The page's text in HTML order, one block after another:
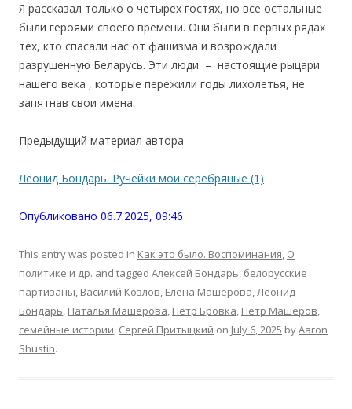
Я рассказал только о четырех гостях, но все остальные
были героями своего времени. Они были в первых рядах
тех, кто спасали нас от фашизма и возрождали
разрушенную Беларусь. Эти люди – настоящие рыцари
нашего века , которые пережили годы лихолетья, не
запятнав свои имена.
Предыдущий материал автора
Леонид Бондарь. Ручейки мои серебряные (1)
Опубликовано 06.7.2025, 09:46
This entry was posted in Как это было. Воспоминания, О
политике и др. and tagged Алексей Бондарь, белорусские
партизаны, Василий Козлов, Елена Машерова,Леонид
Бондарь, Наталья Машерова, Петр Бровка, Петр Машеров,
семейные истории, Сергей Притыцкий on July 6, 2025 byAaron
Shustin.